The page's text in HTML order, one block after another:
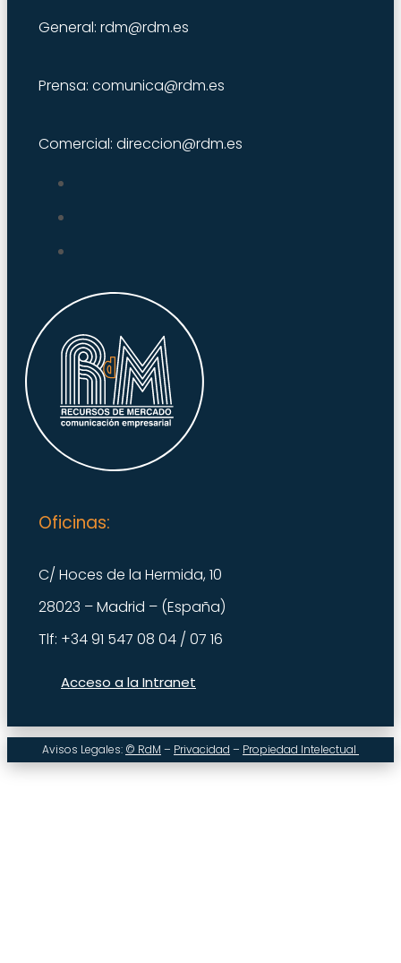
General: rdm@rdm.es
Prensa: comunica@rdm.es
Comercial: direccion@rdm.es
Oficinas:
C/ Hoces de la Hermida, 10
28023 – Madrid – (España)
Tlf: +34 91 547 08 04 / 07 16
Acceso a la Intranet
Avisos Legales: © RdM – Privacidad – Propiedad Intelectual